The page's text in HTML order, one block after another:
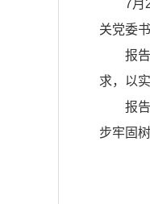
7月
关党委
报
求，以
报
步牢固